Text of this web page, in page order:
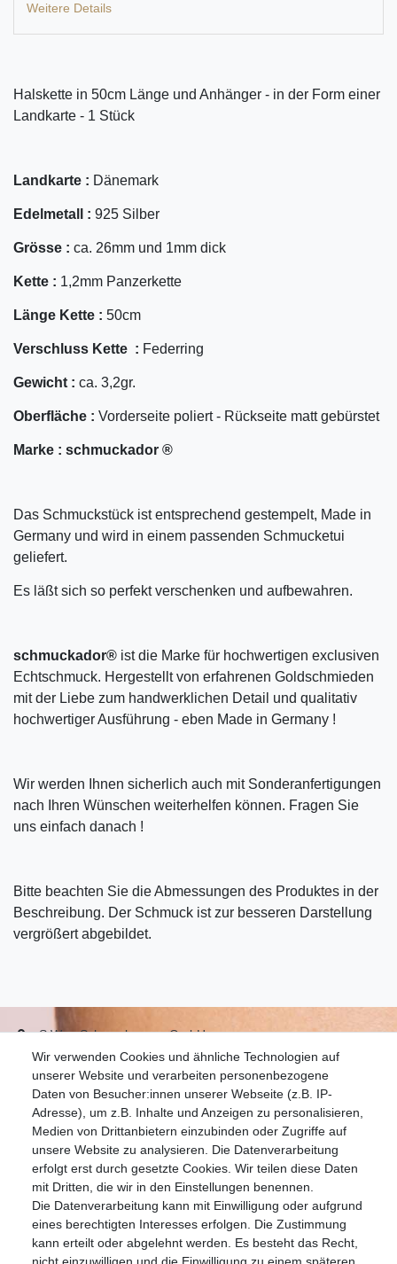
Weitere Details
Halskette in 50cm Länge und Anhänger - in der Form einer
Landkarte - 1 Stück
Landkarte : Dänemark
Edelmetall : 925 Silber
Grösse : ca. 26mm und 1mm dick
Kette : 1,2mm Panzerkette
Länge Kette : 50cm
Verschluss Kette : Federring
Gewicht : ca. 3,2gr.
Oberfläche : Vorderseite poliert - Rückseite matt gebürstet
Marke : schmuckador ®
Das Schmuckstück ist entsprechend gestempelt, Made in
Germany und wird in einem passenden Schmucketui
geliefert.
Es läßt sich so perfekt verschenken und aufbewahren.
schmuckador® ist die Marke für hochwertigen exclusiven
Echtschmuck. Hergestellt von erfahrenen Goldschmieden
mit der Liebe zum handwerklichen Detail und qualitativ
hochwertiger Ausführung - eben Made in Germany !
Wir werden Ihnen sicherlich auch mit Sonderanfertigungen
nach Ihren Wünschen weiterhelfen können. Fragen Sie
uns einfach danach !
Bitte beachten Sie die Abmessungen des Produktes in der
Beschreibung. Der Schmuck ist zur besseren Darstellung
vergrößert abgebildet.
Wir verwenden Cookies und ähnliche Technologien auf
unserer Website und verarbeiten personenbezogene
Daten von Besucher:innen unserer Webseite (z.B. IP-
Adresse), um z.B. Inhalte und Anzeigen zu personalisieren,
Medien von Drittanbietern einzubinden oder Zugriffe auf
unsere Website zu analysieren. Die Datenverarbeitung
erfolgt erst durch gesetzte Cookies. Wir teilen diese Daten
mit Dritten, die wir in den Einstellungen benennen.
Die Datenverarbeitung kann mit Einwilligung oder aufgrund
eines berechtigten Interesses erfolgen. Die Zustimmung
kann erteilt oder abgelehnt werden. Es besteht das Recht,
S.W.w. Schmuckwaren GmbH
07051-9608828
info@schmuckador.de
Montag bis Freitag 8.30 – 12.00 Uhr und 13.30 bis 17.30 Uhr
Widerrufs­recht Widerrufs­formular Impressum
Daten­schutz­erklärung AGB